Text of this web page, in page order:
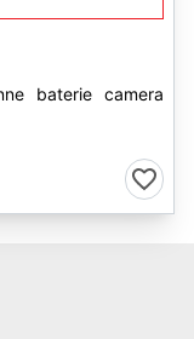
baterie camera